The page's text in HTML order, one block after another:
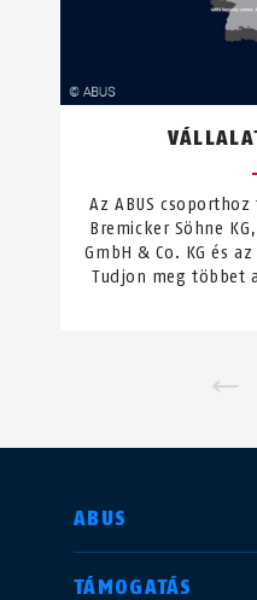
Az ABUS
Bremicker Söhne
GmbH & Co. KG és
Tudjon meg többet
ABUS
TÁMOGATÁS
ORSZÁG